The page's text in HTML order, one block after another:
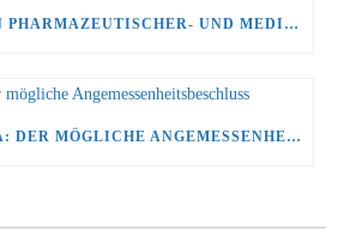
DATENSCHUTZ IN PHARMAZEUTISCHER- UND MEDIZINPRODUKTE-FORSCHUNG
REPUBLIK KOREA: DER MÖGLICHE ANGEMESSENHEITSBESCHLUSS